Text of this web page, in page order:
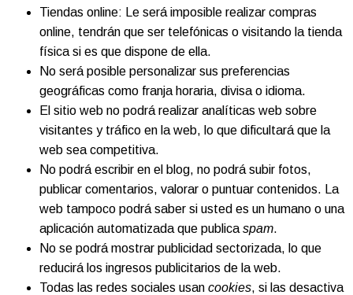
Tiendas online: Le será imposible realizar compras
online, tendrán que ser telefónicas o visitando la tienda
física si es que dispone de ella.
No será posible personalizar sus preferencias
geográficas como franja horaria, divisa o idioma.
El sitio web no podrá realizar analíticas web sobre
visitantes y tráfico en la web, lo que dificultará que la
web sea competitiva.
No podrá escribir en el blog, no podrá subir fotos,
publicar comentarios, valorar o puntuar contenidos. La
web tampoco podrá saber si usted es un humano o una
aplicación automatizada que publica spam.
No se podrá mostrar publicidad sectorizada, lo que
reducirá los ingresos publicitarios de la web.
Todas las redes sociales usan cookies, si las desactiva